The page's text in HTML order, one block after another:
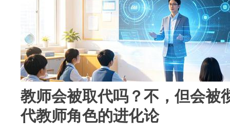
教师会被取代吗？不，但会
代教师角色的进化论